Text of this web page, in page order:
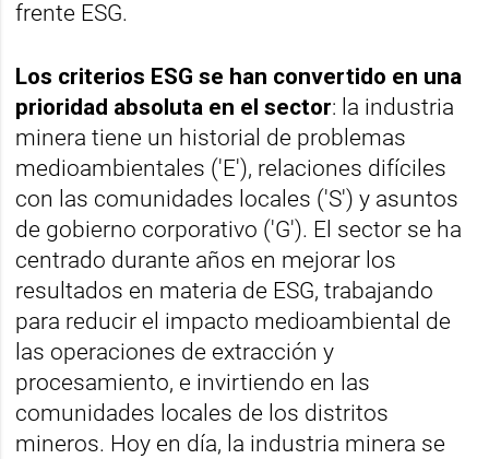
frente ESG.
Los criterios ESG se han convertido en una
prioridad absoluta en el sector: la industria
minera tiene un historial de problemas
medioambientales ('E'), relaciones difíciles
con las comunidades locales ('S') y asuntos
de gobierno corporativo ('G'). El sector se ha
centrado durante años en mejorar los
resultados en materia de ESG, trabajando
para reducir el impacto medioambiental de
las operaciones de extracción y
procesamiento, e invirtiendo en las
comunidades locales de los distritos
mineros. Hoy en día, la industria minera se